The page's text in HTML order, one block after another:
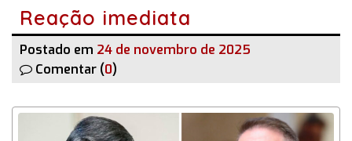
Reação imediata
Postado em 24 de novembro de 2025
Comentar (0)